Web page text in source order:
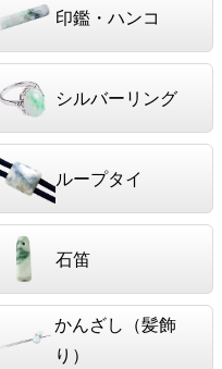
印鑑・ハンコ
シルバーリング
ループタイ
石笛
かんざし（髪飾
り）